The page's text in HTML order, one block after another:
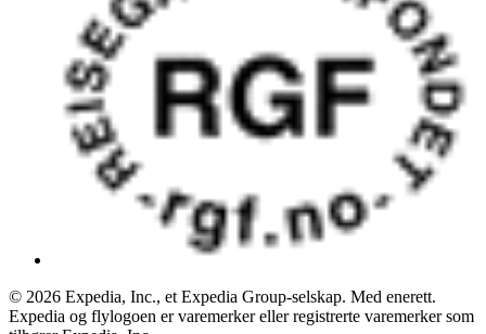
© 2026 Expedia, Inc., et Expedia Group-selskap. Med enerett.
Expedia og flylogoen er varemerker eller registrerte varemerker som